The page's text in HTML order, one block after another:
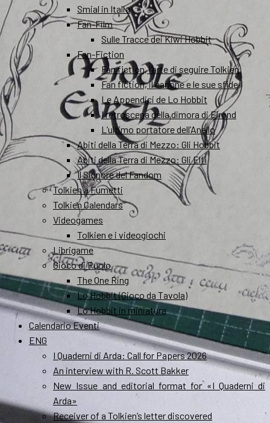
Smial in Italia
Fan-Film
Sulle Tracce dei Kiwi Hobbit
Fan-Fiction
Fan fiction, l’arte di seguire Tolkien
Fan fiction, il canone e le sue sfide
Le Appendici de Lo Hobbit
I retroscena della dimora di Elrond
L’ultimo portatore dell’Anello
Abiti della Terra di Mezzo: Gli Hobbit
Abiti della Terra di Mezzo: Gli Elfi
Il Signore del Fandom
Tolkien a Fumetti
Tolkien Calendars
Videogames
Tolkien e i videogiochi
Librigame
Gioco di Ruolo
The One Ring
Lo Hobbit (Gioco da Tavola)
Lo Hobbit in miniatura
Calendario Eventi
ENG
I Quaderni di Arda: Call for Papers 2026
An interview with R. Scott Bakker
New Issue and editorial format for «I Quaderni di
Arda»
Receiver of a Tolkien’s letter discovered